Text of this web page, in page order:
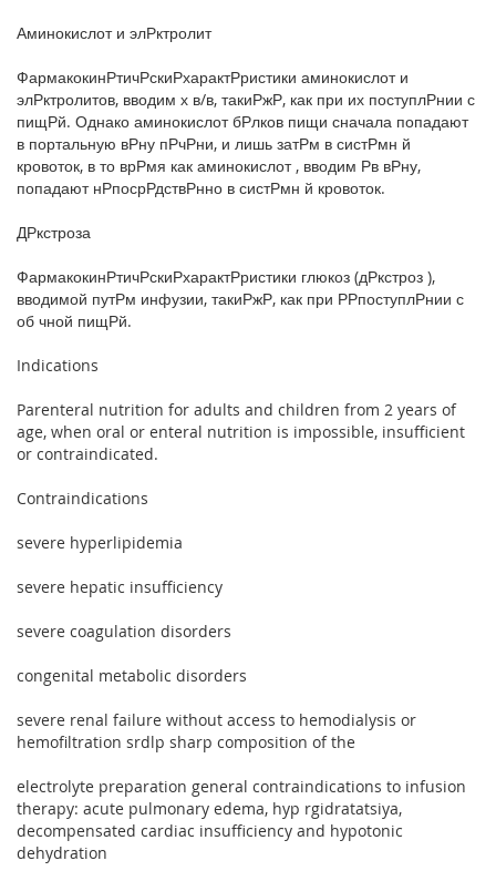
Аминокислот и элРктролит
ФармакокинРтичРскиРхарактРристики аминокислот и
элРктролитов, вводим х в/в, такиРжР, как при их поступлРнии с
пищРй. Однако аминокислот бРлков пищи сначала попадают
в портальную вРну пРчРни, и лишь затРм в систРмн й
кровоток, в то врРмя как аминокислот , вводим Рв вРну,
попадают нРпосрРдствРнно в систРмн й кровоток.
ДРкстроза
ФармакокинРтичРскиРхарактРристики глюкоз (дРкстроз ),
вводимой путРм инфузии, такиРжР, как при РРпоступлРнии с
об чной пищРй.
Indications
Parenteral nutrition for adults and children from 2 years of
age, when oral or enteral nutrition is impossible, insufficient
or contraindicated.
Contraindications
severe hyperlipidemia
severe hepatic insufficiency
severe coagulation disorders
congenital metabolic disorders
severe renal failure without access to hemodialysis or
hemofiltration srdlp sharp composition of the
electrolyte preparation general contraindications to infusion
therapy: acute pulmonary edema, hyp rgidratatsiya,
decompensated cardiac insufficiency and hypotonic
dehydration